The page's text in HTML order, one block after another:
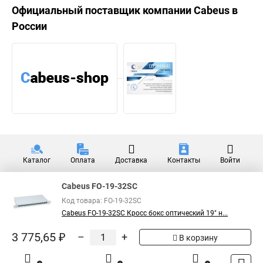
Официальный поставщик компанииCabeus в
России
Каталог Оплата Доставка Контакты Войти
Cabeus FO-19-32SC
Код товара: FO-19-32SC
Cabeus FO-19-32SC Кросс бокс оптический 19" н...
3 775,65 ₽ – + В корзину